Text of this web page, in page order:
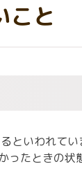
こと
といわれて
たときの状